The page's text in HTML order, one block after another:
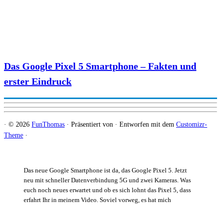
Das neue Google Smartphone ist da, das Google Pixel 5. Jetzt
neu mit schneller Datenverbindung 5G und zwei Kameras. Was
euch noch neues erwartet und ob es sich lohnt das Pixel 5, dass
erfahrt Ihr in meinem Video. Soviel vorweg, es hat mich
Das Google Pixel 5 Smartphone – Fakten und
erster Eindruck
· © 2026 FunThomas · Präsentiert von · Entworfen mit dem Customizr-
Theme ·